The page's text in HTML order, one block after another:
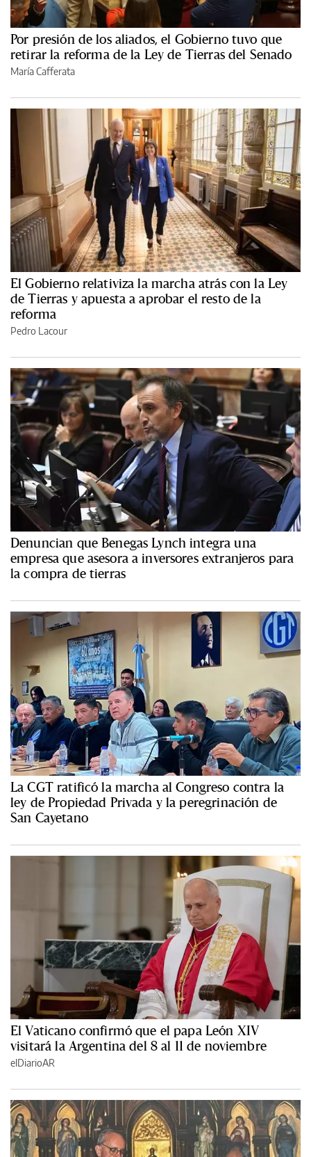
Por presión de los aliados, el Gobierno tuvo que
retirar la reforma de la Ley de Tierras del Senado
María Cafferata
El Gobierno relativiza la marcha atrás con la Ley
de Tierras y apuesta a aprobar el resto de la
reforma
Pedro Lacour
Denuncian que Benegas Lynch integra una
empresa que asesora a inversores extranjeros para
la compra de tierras
La CGT ratificó la marcha al Congreso contra la
ley de Propiedad Privada y la peregrinación de
San Cayetano
El Vaticano confirmó que el papa León XIV
visitará la Argentina del 8 al 11 de noviembre
elDiarioAR